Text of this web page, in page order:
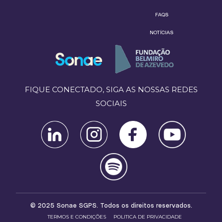
FAQS
NOTÍCIAS
FIQUE CONECTADO, SIGA AS NOSSAS REDES
SOCIAIS
© 2025 Sonae SGPS. Todos os direitos reservados.
TERMOS E CONDIÇÕES
POLITICA DE PRIVACIDADE